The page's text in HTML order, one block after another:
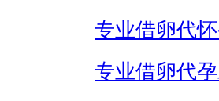
专业借卵代怀
专业借卵代